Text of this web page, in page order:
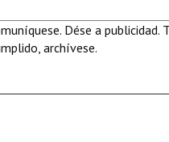
Dése a publicidad.
archívese.